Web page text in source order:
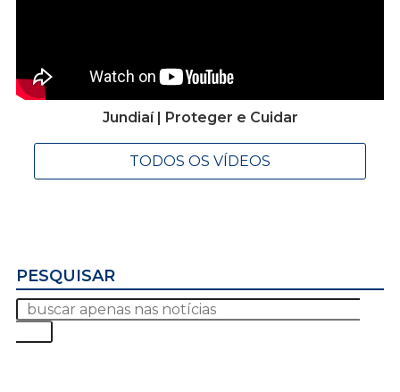
Jundiaí | Proteger e Cuidar
TODOS OS VÍDEOS
PESQUISAR